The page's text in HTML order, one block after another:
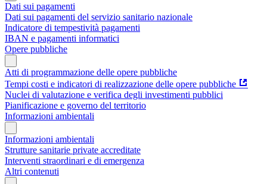
Dati sui pagamenti
Dati sui pagamenti del servizio sanitario nazionale
Indicatore di tempestività pagamenti
IBAN e pagamenti informatici
Opere pubbliche
Atti di programmazione delle opere pubbliche
Tempi costi e indicatori di realizzazione delle opere pubbliche
Nuclei di valutazione e verifica degli investimenti pubblici
Pianificazione e governo del territorio
Informazioni ambientali
Informazioni ambientali
Strutture sanitarie private accreditate
Interventi straordinari e di emergenza
Altri contenuti